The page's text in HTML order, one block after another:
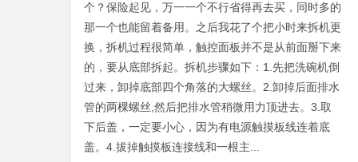
个？保险起见，万一一个不行省得再去买，同时多的
那一个也能留着备用。之后我花了个把小时来拆机更
换，拆机过程很简单，触控面板并不是从前面掰下来
的，要从底部拆起。拆机步骤如下：1.先把洗碗机倒
过来，卸掉底部四个角落的大螺丝。2.卸掉后面排水
管的两棵螺丝,然后把排水管稍微用力顶进去。3.取
下后盖，一定要小心，因为有电源触摸板线连着底
盖。4.拔掉触摸板连接线和一根主...